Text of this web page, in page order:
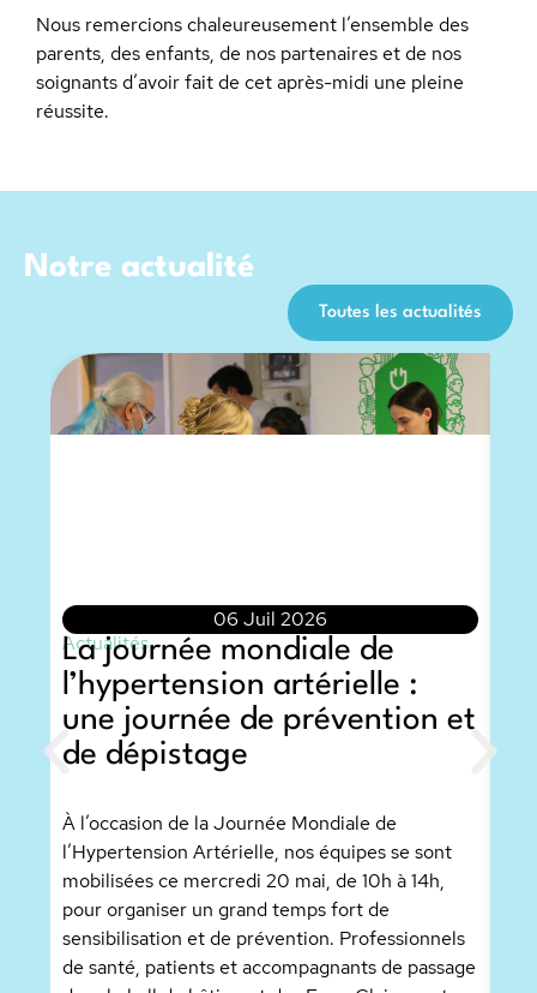
Nous remercions chaleureusement l’ensemble des
parents, des enfants, de nos partenaires et de nos
soignants d’avoir fait de cet après-midi une pleine
réussite.
Notre actualité
Toutes les actualités
06 Juil 2026
Actualités
La journée mondiale de
l’hypertension artérielle :
une journée de prévention et
de dépistage
À l’occasion de la Journée Mondiale de
l’Hypertension Artérielle, nos équipes se sont
mobilisées ce mercredi 20 mai, de 10h à 14h,
pour organiser un grand temps fort de
sensibilisation et de prévention. Professionnels
de santé, patients et accompagnants de passage